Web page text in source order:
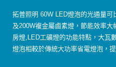
拓普照明 60W LED燈泡的光通量可
及200W複金屬鹵素燈，節能效率
房燈,LED工礦燈的功能特點，大瓦
燈泡相較於傳統大功率省電燈泡，